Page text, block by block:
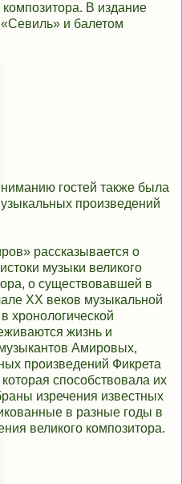
В издание
и балетом
гостей также была
произведений
рассказывается о
музыки великого
о существовавшей в
ХХ веков музыкальной
хронологической
жизнь и
Амировых,
произведений Фикрета
способствовала их
изречения известных
в разные годы в
великого композитора.